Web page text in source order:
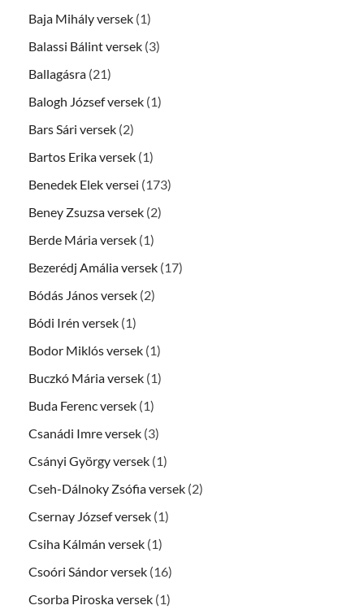
Baja Mihály versek (1)
Balassi Bálint versek (3)
Ballagásra (21)
Balogh József versek (1)
Bars Sári versek (2)
Bartos Erika versek (1)
Benedek Elek versei (173)
Beney Zsuzsa versek (2)
Berde Mária versek (1)
Bezerédj Amália versek (17)
Bódás János versek (2)
Bódi Irén versek (1)
Bodor Miklós versek (1)
Buczkó Mária versek (1)
Buda Ferenc versek (1)
Csanádi Imre versek (3)
Csányi György versek (1)
Cseh-Dálnoky Zsófia versek (2)
Csernay József versek (1)
Csiha Kálmán versek (1)
Csoóri Sándor versek (16)
Csorba Piroska versek (1)